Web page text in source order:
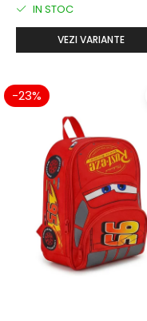
IN STOC
VEZI VARIANTE
-23%